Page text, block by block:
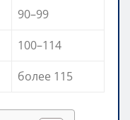
90–99
100–114
более 115